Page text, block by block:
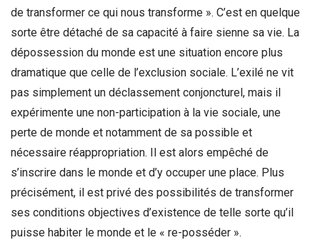
de transformer ce qui nous transforme ». C’est en quelque
sorte être détaché de sa capacité à faire sienne sa vie. La
dépossession du monde est une situation encore plus
dramatique que celle de l’exclusion sociale. L’exilé ne vit
pas simplement un déclassement conjoncturel, mais il
expérimente une non-participation à la vie sociale, une
perte de monde et notamment de sa possible et
nécessaire réappropriation. Il est alors empêché de
s’inscrire dans le monde et d’y occuper une place. Plus
précisément, il est privé des possibilités de transformer
ses conditions objectives d’existence de telle sorte qu’il
puisse habiter le monde et le « re-posséder ».